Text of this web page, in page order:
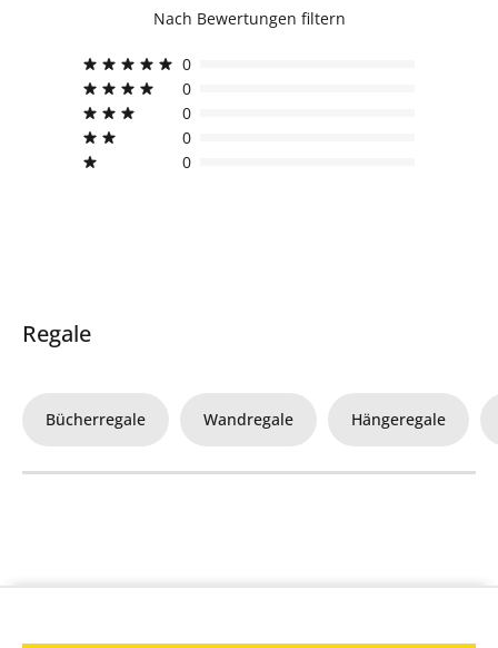
Nach Bewertungen filtern
0
0
0
0
0
Regale
Bücherregale Wandregale Hängeregale